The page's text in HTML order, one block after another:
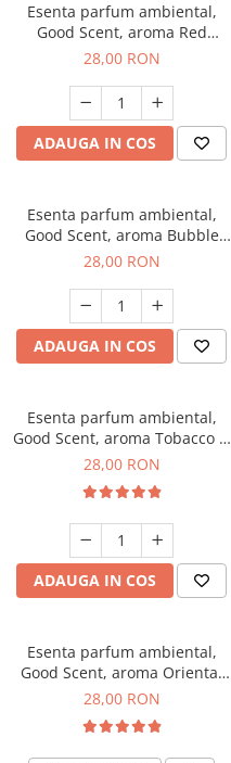
Esenta parfum ambiental,
Good Scent, aroma Red
Grapes, 20 g
28,00 RON
ADAUGA IN COS
Esenta parfum ambiental,
Good Scent, aroma Bubble
Gum, 20 g
28,00 RON
ADAUGA IN COS
Esenta parfum ambiental,
Good Scent, aroma Tobacco &
Vanilla, 20 g
28,00 RON
ADAUGA IN COS
Esenta parfum ambiental,
Good Scent, aroma Oriental
Amber, 20 g
28,00 RON